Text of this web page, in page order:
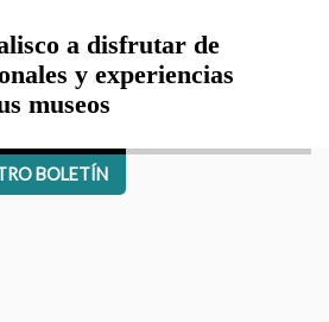
a disfrutar de
y experiencias
museos
BOLETÍN